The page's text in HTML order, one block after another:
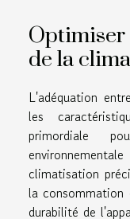
de la
L'adéquation
les
primordiale
climatisation
la consommation
durabilité de